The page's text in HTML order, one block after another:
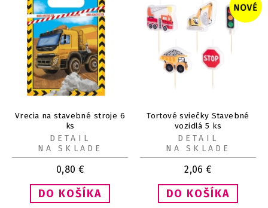
Vrecia na stavebné stroje 6
ks
0,80 €
DETAIL
NA SKLADE
Tortové sviečky Stavebné
vozidlá 5 ks
2,06 €
DETAIL
NA SKLADE